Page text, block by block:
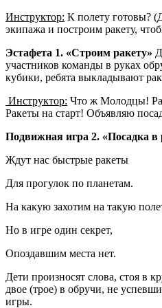
Инструктор: К полету готовы?
экипажа и построим ракету,
Эстафета 1. «Строим ракету»
участников команды в руках
кубики, ребята выкладывают
Инструктор: Что ж Молодцы!
Ракеты на старт! Объявляю
Подвижная игра 2. «Посадка в
Ждут нас быстрые ракеты
Для прогулок по планетам.
На какую захотим на такую
Но в игре один секрет,
Опоздавшим места нет.
Дети произносят слова, стоя в
двое (трое) в обручи, не
игры.